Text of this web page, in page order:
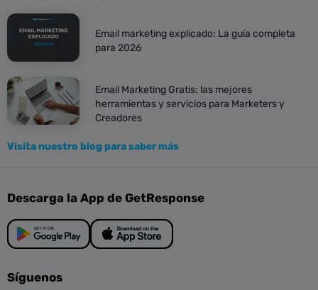
Email marketing explicado: La guía completa
para 2026
Email Marketing Gratis: las mejores
herramientas y servicios para Marketers y
Creadores
Visita nuestro blog para saber más
Descarga la App de GetResponse
Síguenos